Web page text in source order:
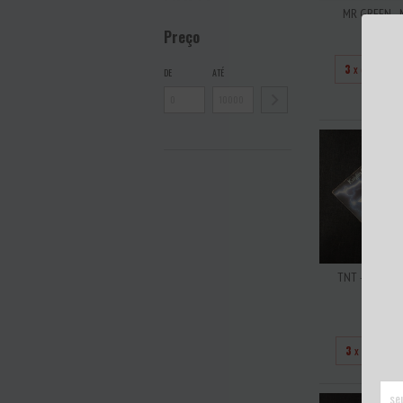
Preço
DE ATÉ
MR GREEN -
3 x de
TNT -
3 x de